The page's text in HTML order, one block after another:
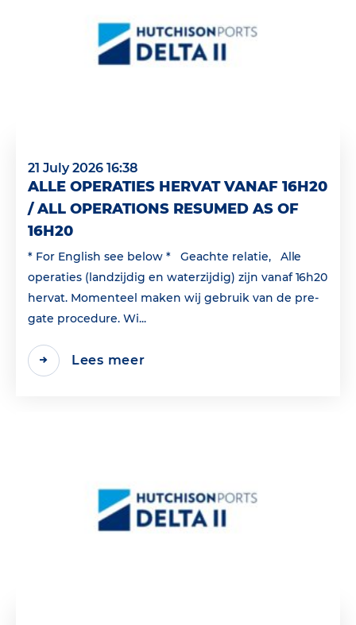
21 July 2026 16:38
ALLE OPERATIES HERVAT VANAF 16H20
/ ALL OPERATIONS RESUMED AS OF
16H20
* For English see below * Geachte relatie, Alle
operaties (landzijdig en waterzijdig) zijn vanaf 16h20
hervat. Momenteel maken wij gebruik van de pre-
gate procedure. Wi...
Lees meer